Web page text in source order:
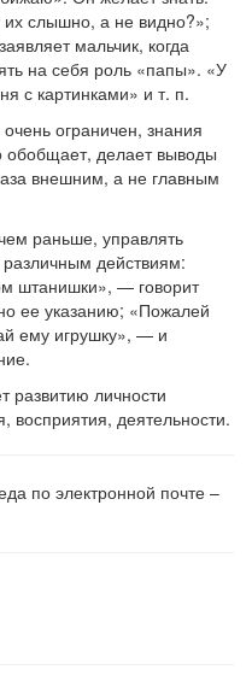
слышно, а не видно?»;
мальчик, когда
на себя роль «папы». «У
с картинками» и т. п.
ограничен, знания
обобщает, делает выводы
внешним, а не главным
раньше, управлять
действиям:
штанишки», — говорит
ее указанию; «Пожалей
ему игрушку», — и
развитию личности
деятельности.
по электронной почте –